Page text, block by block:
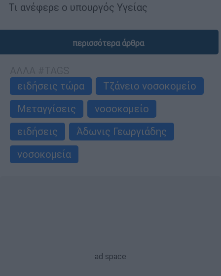
Τι ανέφερε ο υπουργός Υγείας
περισσότερα άρθρα
ειδήσεις τώρα
Τζάνειο νοσοκομείο
Μεταγγίσεις
νοσοκομείο
ειδήσεις
Άδωνις Γεωργιάδης
νοσοκομεία